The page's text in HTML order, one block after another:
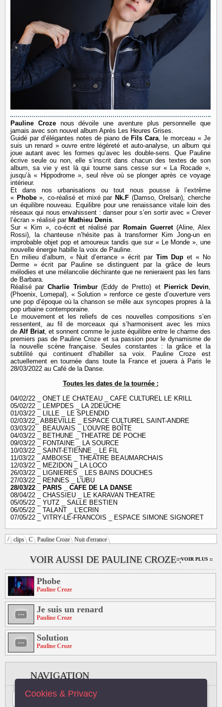
/ clips C Pauline Croze Nuit d'errance
VOIR AUSSI DE PAULINE CROZE ::: VOIR PLUS ::
Phobe
Pauline Croze
Je suis un renard
Pauline Croze
Solution
Pauline Croze
NAVIGATION
A B C D
Pauline Crozenous dévoile une aventure plus personnelle que
jamais avec son nouvel album Après Les Heures Grises.
Guidé par d’élégantes notes de piano de Fils Cara, le morceau « Je
suis un renard » ouvre entre légèreté et auto-analyse, un album qui
joue autant avec les formes qu’avec les double-sens. Que Pauline
écrive seule ou non, elle s’inscrit dans chacun des textes de son
album, sa vie y est là qui tourne sans cesse sur « La Rocade »,
jusqu’à « Hippodrome », seul rêve où se plonger après ce voyage
intérieur.
Et dans nos urbanisations ou tout nous pousse à l’extrême
« Phobe», co-réalisé et mixé par Nk.F(Damso, Orelsan), cherche
un équilibre nouveau. Equilibre pour une renaissance vitale loin des
réseaux qui nous envahissent : danser pour s’en sortir avec « Crever
l’écran » réalisé par Mathieu Denis.
Sur « Kim », co-écrit et réalisé par Romain Guerret(Aline, Alex
Rossi), la chanteuse n’hésite pas à transformer Kim Jong-un en
improbable objet pop et amoureux tandis que sur « Le Monde », une
nouvelle énergie habille la voix de Pauline.
En milieu d’album, « Nuit d’errance » écrit par Tim Dup et « No
Derme » écrit par Pauline se distinguent par la grâce de leurs
mélodies et une mélancolie déchirante que ne renieraient pas les fans
de Barbara.
Réalisé parCharlie Trimbur(Eddy de Pretto) et Pierrick Devin,
(Phoenix, Lomepal), « Solution » renforce ce geste d’ouverture vers
une pop d’époque où la chanson se mêle aux syncopes propres à la
pop urbaine contemporaine.
Le mouvement et les reliefs de ces nouvelles compositions s’en
ressentent, au fil de morceaux qui s’harmonisent avec les mixs
deAlf Briat, et sonnent comme le juste équilibre entre le charme des
premiers pas de Pauline Croze et sa passion pour le dynamisme de
la nouvelle scène française. Seules constantes : la grâce et la
subtilité qui continuent d’habiller sa voix. Pauline Croze est
actuellement en tournée dans toute la France et jouera à Paris le
28/03/2022 au Café de la Danse.
Toutes les dates de la tournée :
04/02/22 _ ONET LE CHATEAU _ CAFE CULTUREL LE KRILL
05/02/22 _ LEMPDES _ LA 2DEUCHE
01/03/22 _ LILLE _ LE SPLENDID
02/03/22_ ABBEVILLE _ ESPACE CULTUREL SAINT-ANDRE
03/03/22 _ BEAUVAIS _ L’OUVRE BOÎTE
04/03/22 _ BETHUNE _ THEATRE DE POCHE
09/03/22 _ FONTAINE _ LA SOURCE
10/03/22 _ SAINT-ETIENNE _ LE FIL
11/03/22 _ AMBOISE _ THEATRE BEAUMARCHAIS
12/03/22 _ MEZIDON _ LA LOCO
26/03/22 _ LIGNIERES _ LES BAINS DOUCHES
27/03/22 _ RENNES _ L’UBU
28/03/22 _ PARIS _ CAFE DE LA DANSE
08/04/22 _ CHASSIEU _ LE KARAVAN THEATRE
05/05/22 _ YUTZ _ SALLE BESTIEN
06/05/22 _ TALANT _ L’ECRIN
07/05/22 _ VITRY-LE-FRANCOIS _ ESPACE SIMONE SIGNORET
Cookies & Privacy